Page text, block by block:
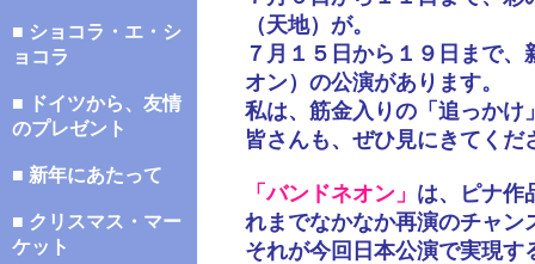
■ ショコラ・エ・シ
ョコラ
■ ドイツから、友情
のプレゼント
■ 新年にあたって
■ クリスマス・マー
ケット
（天地）が。
７月１５日から１９日まで
オン）の公演があります。
私は、筋金入りの「追っかけ
皆さんも、ぜひ見にきてくだ
「バンドネオン」 は、ピナ作
れまでなかなか再演のチャン
それが今回日本公演で実現